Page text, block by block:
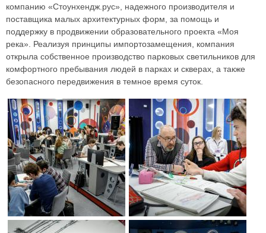
компанию «Стоунхендж.рус», надежного производителя и
поставщика малых архитектурных форм, за помощь и
поддержку в продвижении образовательного проекта «Моя
река». Реализуя принципы импортозамещения, компания
открыла собственное производство парковых светильников для
комфортного пребывания людей в парках и скверах, а также
безопасного передвижения в темное время суток.